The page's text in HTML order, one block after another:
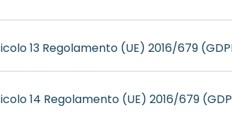
13 Regolamento (UE) 2016/679
14 Regolamento (UE) 2016/679